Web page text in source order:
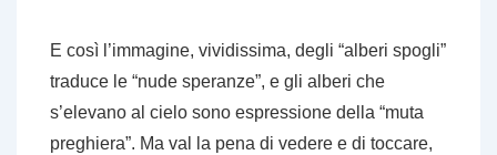
E così l’immagine, vividissima, degli “alberi spogli”
traduce le “nude speranze”, e gli alberi che
s’elevano al cielo sono espressione della “muta
preghiera”. Ma val la pena di vedere e di toccare,